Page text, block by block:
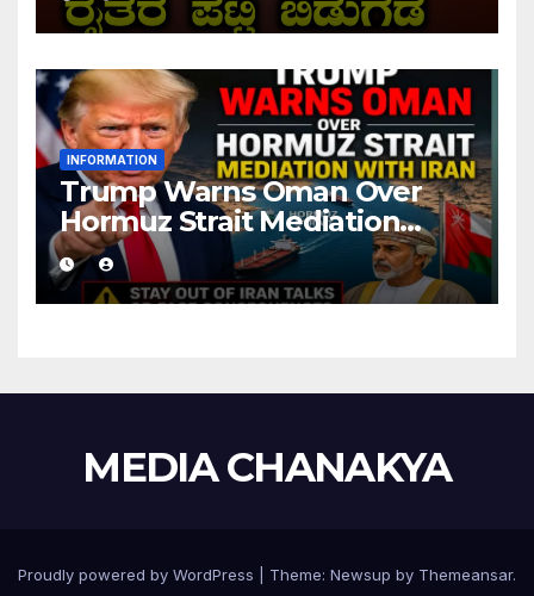
INFORMATION
Trump Warns Oman Over
Hormuz Strait Mediation
With Iran
MEDIA CHANAKYA
Proudly powered by WordPress Theme: Newsup by Themeansar.